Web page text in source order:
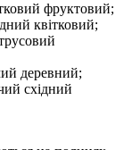
фруктовий;
квітковий;
деревний;
східний